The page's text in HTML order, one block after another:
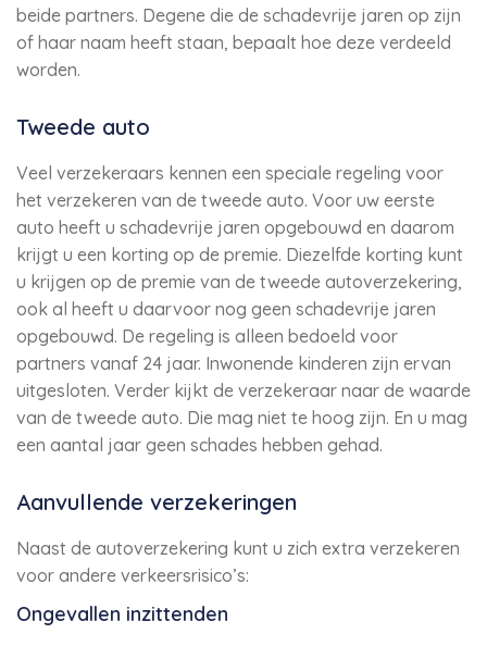
beide partners. Degene die de schadevrije jaren op zijn
of haar naam heeft staan, bepaalt hoe deze verdeeld
worden.
Tweede auto
Veel verzekeraars kennen een speciale regeling voor
het verzekeren van de tweede auto. Voor uw eerste
auto heeft u schadevrije jaren opgebouwd en daarom
krijgt u een korting op de premie. Diezelfde korting kunt
u krijgen op de premie van de tweede autoverzekering,
ook al heeft u daarvoor nog geen schadevrije jaren
opgebouwd. De regeling is alleen bedoeld voor
partners vanaf 24 jaar. Inwonende kinderen zijn ervan
uitgesloten. Verder kijkt de verzekeraar naar de waarde
van de tweede auto. Die mag niet te hoog zijn. En u mag
een aantal jaar geen schades hebben gehad.
Aanvullende verzekeringen
Naast de autoverzekering kunt u zich extra verzekeren
voor andere verkeersrisico’s:
Ongevallen inzittenden